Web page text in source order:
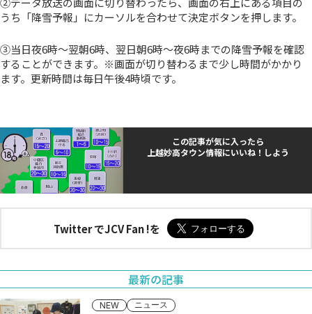
うち「降雪予報」にカーソルを合わせて決定ボタンを押します。
③当日夜6時～翌朝6時、翌日朝6時～夜6時までの降雪予報を確認
することができます。※画面が切り替わるまで少し時間がかかり
ます。更新時間は毎日午後4時頃です。
この記事が気に入ったら
上越妙高タウン情報にいいね！しよう
Twitter でJCV Fan !を
最新の記事
NEW ニュース